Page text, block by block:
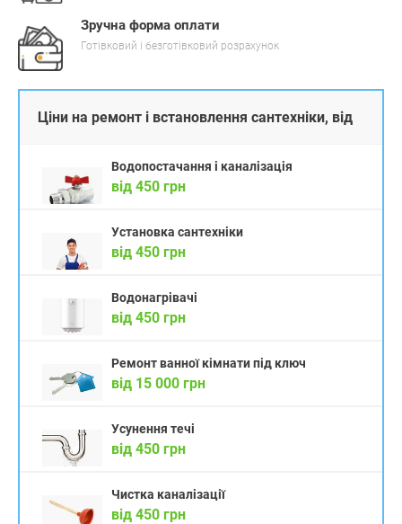
Зручна форма оплати
Готівковий і безготівковий розрахунок
Ціни на ремонт і встановлення сантехніки, від
Водопостачання і каналізація
від 450 грн
Установка сантехніки
від 450 грн
Водонагрівачі
від 450 грн
Ремонт ванної кімнати під ключ
від 15 000 грн
Усунення течі
від 450 грн
Чистка каналізації
від 450 грн